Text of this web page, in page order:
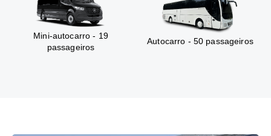
Mini-autocarro - 19
passageiros
Autocarro - 50 passageiros